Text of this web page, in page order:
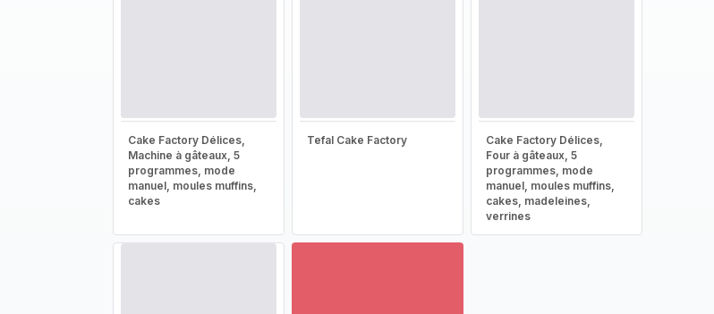
Cake Factory Délices,
Machine à gâteaux, 5
programmes, mode
manuel, moules muffins,
cakes
Tefal Cake Factory
Cake Factory Délices,
Four à gâteaux, 5
programmes, mode
manuel, moules muffins,
cakes, madeleines,
verrines